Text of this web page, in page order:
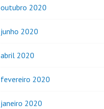
outubro 2020
junho 2020
abril 2020
fevereiro 2020
janeiro 2020